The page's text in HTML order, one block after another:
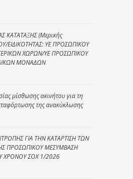
ΚΑΤΑΤΑΞΗΣ (Μερικής
ΕΙΔΙΚΟΤΗΤΑΣ: ΥΕ ΠΡΟΣΩΠΙΚΟΥ
ΧΩΡΩΝ/ΥΕ ΠΡΟΣΩΠΙΚΟΥ
ΜΟΝΑΔΩΝ
μίσθωσης ακινήτου για τη
της ανακύκλωσης
ΓΙΑ ΤΗΝ ΚΑΤΑΡΤΙΣΗ ΤΩΝ
ΠΡΟΣΩΠΙΚΟΥ ΜΕΣΥΜΒΑΣΗ
ΧΡΟΝΟΥ ΣΟΧ 1/2026